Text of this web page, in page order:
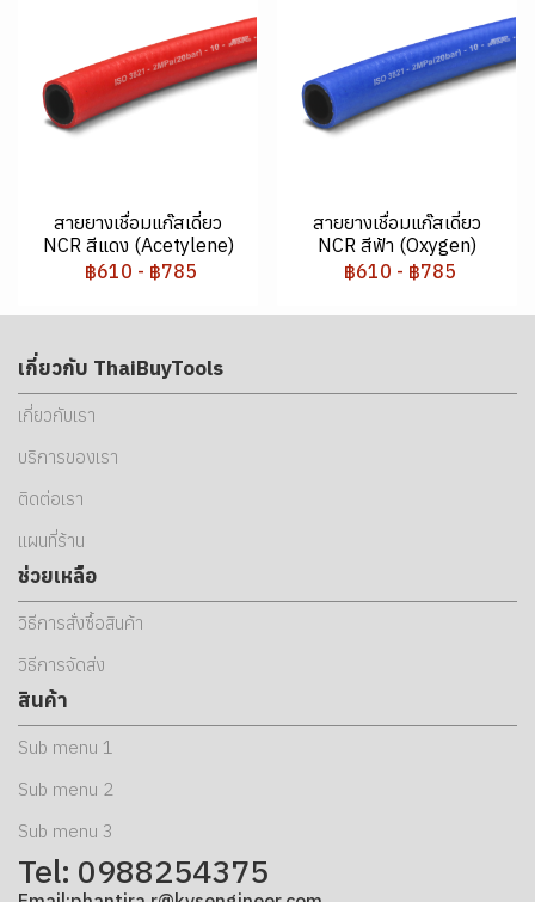
สายยางเชื่อมแก๊สเดี่ยว
NCR สีแดง (Acetylene)
฿610 - ฿785
สายยางเชื่อมแก๊สเดี่ยว
NCR สีฟ้า (Oxygen)
฿610 - ฿785
เกี่ยวกับ ThaiBuyTools
เกี่ยวกับเรา
บริการของเรา
ติดต่อเรา
แผนที่ร้าน
ช่วยเหลือ
วิธีการสั่งซื้อสินค้า
วิธีการจัดส่ง
สินค้า
Sub menu 1
Sub menu 2
Sub menu 3
Tel: 0988254375